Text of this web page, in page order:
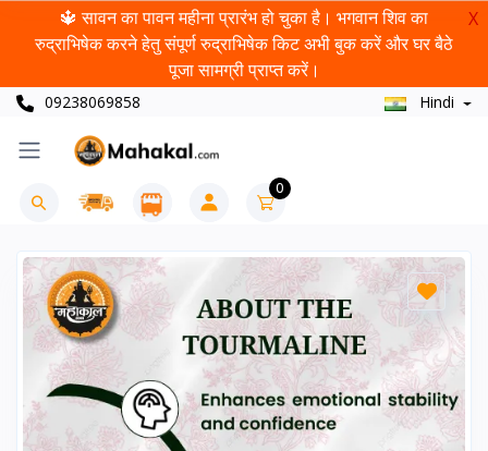
🔱 सावन का पावन महीना प्रारंभ हो चुका है। भगवान शिव का
रुद्राभिषेक करने हेतु संपूर्ण रुद्राभिषेक किट अभी बुक करें और घर बैठे
पूजा सामग्री प्राप्त करें।
X
09238069858 Hindi
0